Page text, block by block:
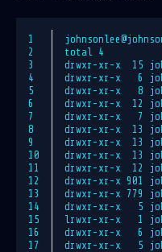
1
2
3
4
5
6
7
8
9
10
11
12
13
14
15
16
17
total 4
drwxr-xr-x  15
drwxr-xr-x   6
drwxr-xr-x   8
drwxr-xr-x  12
drwxr-xr-x   7
drwxr-xr-x  13
drwxr-xr-x  13
drwxr-xr-x  13
drwxr-xr-x  12
drwxr-xr-x 901
drwxr-xr-x 779
drwxr-xr-x   5
lrwxr-xr-x   1
drwxr-xr-x   6
drwxr-xr-x   5